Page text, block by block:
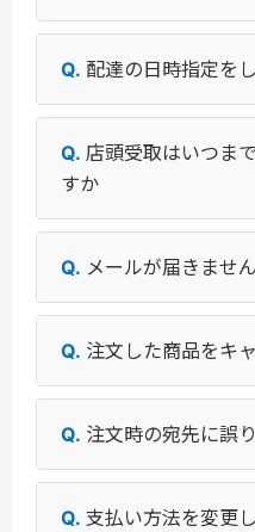
配達の日時指定を
店頭受取はいつま
すか
メールが届きません
注文した商品をキ
注文時の宛先に誤
支払い方法を変更